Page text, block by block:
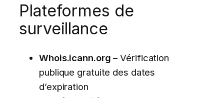
Plateformes de
surveillance
Whois.icann.org – Vérification
publique gratuite des dates
d’expiration